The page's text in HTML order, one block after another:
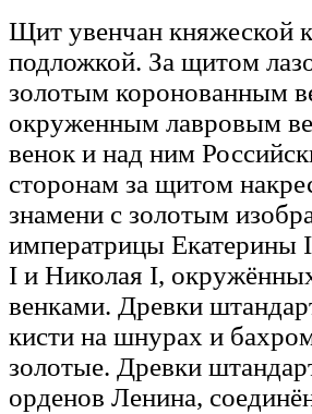
Щит увенчан княжеской
подложкой. За щитом
золотым коронованным
окруженным лавровым
венок и над ним
сторонам за щитом
знамени с золотым
императрицы Екатерины
I и Николая I,
венками. Древки
кисти на шнурах и
золотые. Древки
орденов Ленина,